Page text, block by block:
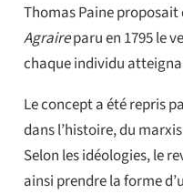
Thomas Paine
Agraireparu en 1795 le
chaque individu
Le concept a été repris
dans l’histoire, du
Selon les idéologies, le
ainsi prendre la forme